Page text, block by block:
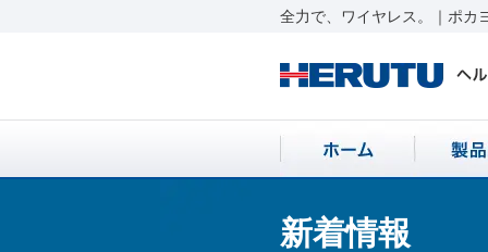
全力で、ワイヤレス。｜ポカ
新着情報